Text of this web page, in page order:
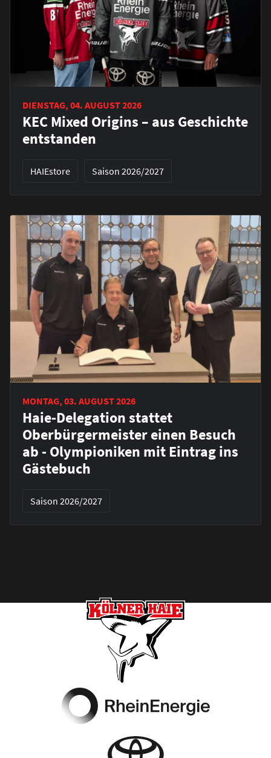
DIENSTAG, 04. AUGUST 2026
KEC Mixed Origins – aus Geschichte
entstanden
HAIEstore Saison 2026/2027
MONTAG, 03. AUGUST 2026
Haie-Delegation stattet
Oberbürgermeister einen Besuch
ab - Olympioniken mit Eintrag ins
Gästebuch
Saison 2026/2027